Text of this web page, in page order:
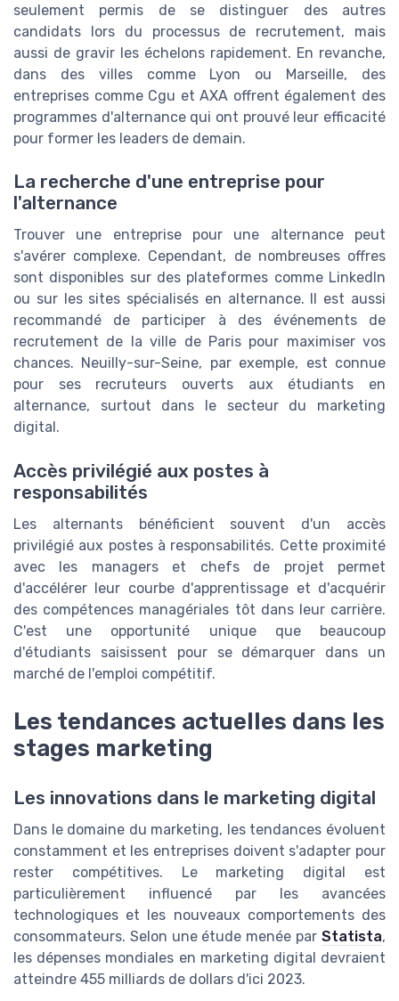
seulement permis de se distinguer des autres
candidats lors du processus de recrutement, mais
aussi de gravir les échelons rapidement. En revanche,
dans des villes comme Lyon ou Marseille, des
entreprises comme Cgu et AXA offrent également des
programmes d'alternance qui ont prouvé leur efficacité
pour former les leaders de demain.
La recherche d'une entreprise pour
l'alternance
Trouver une entreprise pour une alternance peut
s'avérer complexe. Cependant, de nombreuses offres
sont disponibles sur des plateformes comme LinkedIn
ou sur les sites spécialisés en alternance. Il est aussi
recommandé de participer à des événements de
recrutement de la ville de Paris pour maximiser vos
chances. Neuilly-sur-Seine, par exemple, est connue
pour ses recruteurs ouverts aux étudiants en
alternance, surtout dans le secteur du marketing
digital.
Accès privilégié aux postes à
responsabilités
Les alternants bénéficient souvent d'un accès
privilégié aux postes à responsabilités. Cette proximité
avec les managers et chefs de projet permet
d'accélérer leur courbe d'apprentissage et d'acquérir
des compétences managériales tôt dans leur carrière.
C'est une opportunité unique que beaucoup
d'étudiants saisissent pour se démarquer dans un
marché de l'emploi compétitif.
Les tendances actuelles dans les
stages marketing
Les innovations dans le marketing digital
Dans le domaine du marketing, les tendances évoluent
constamment et les entreprises doivent s'adapter pour
rester compétitives. Le marketing digital est
particulièrement influencé par les avancées
technologiques et les nouveaux comportements des
consommateurs. Selon une étude menée par Statista,
les dépenses mondiales en marketing digital devraient
atteindre 455 milliards de dollars d'ici 2023.